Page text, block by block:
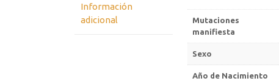
Información
adicional
Mutaciones
manifiesta
Sexo
Año de Nacimiento